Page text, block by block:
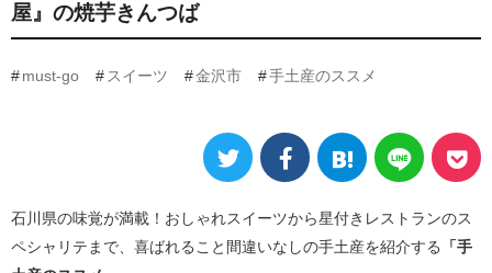
屋』の焼芋きんつば
must-go スイーツ 金沢市 手土産のススメ
石川県の味覚が満載！おしゃれスイーツから星付きレストランのス
ペシャリテまで、喜ばれること間違いなしの手土産を紹介する
「手